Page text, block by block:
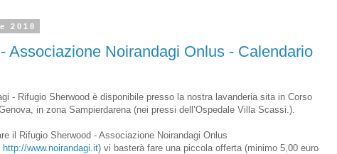
2018
Associazione Noirandagi Onlus - Calendario
- Rifugio Sherwood è disponibile presso la nostra lavanderia sita in Corso
in zona Sampierdarena (nei pressi dell’Ospedale Villa Scassi.).
il Rifugio Sherwood - Associazione Noirandagi Onlus
http://www.noirandagi.it) vi basterà fare una piccola offerta (minimo 5,00 euro